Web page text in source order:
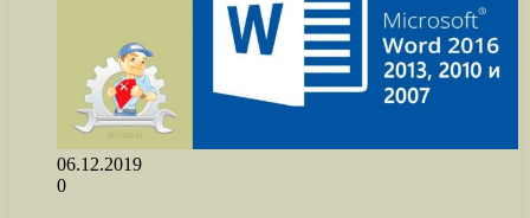
06.12.2019
0